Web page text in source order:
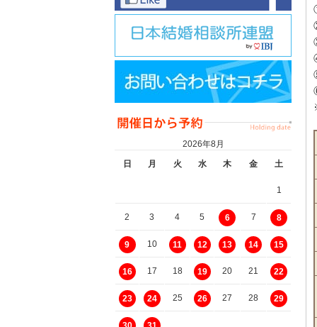
2026年8月
日
月 火 水 木 金 土
1
2 3 4 5 6 7 8
9 10 11 12 13 14 15
16 17 18 19 20 21 22
23 24 25 26 27 28 29